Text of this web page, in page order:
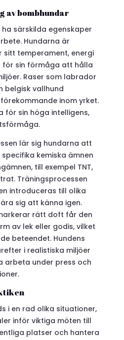
av bombhundar
särskilda egenskaper
Hundarna är
temperament, energi
för sin förmåga att hålla
Raser som labrador
belgisk vallhund
inom yrket.
för sin höga intelligens,
lär sig hundarna att
kemiska ämnen
till exempel TNT,
Träningsprocessen
introduceras till olika
sig att känna igen.
rätt doft får den
av lek eller godis, vilket
beteendet. Hundens
i realistiska miljöer
arbeta under press och
i en rad olika situationer,
inför viktiga möten till
platser och hantera